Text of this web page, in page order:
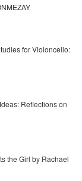
for Violoncello:
Reflections on
the Girl by Rachael